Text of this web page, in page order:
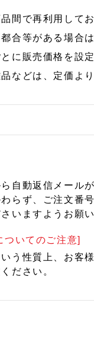
間で再利用して
合等がある場合
とに販売価格を設
品などは、定価よ
ら自動返信メール
わらず、ご注文番
いますようお願
ついてのご注意]
いう性質上、お客
ださい。